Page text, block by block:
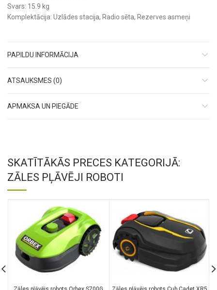
Svars: 15.9 kg
Komplektācija: Uzlādes stacija, Radio sēta, Rezerves asmeņi
PAPILDU INFORMĀCIJA
ATSAUKSMES (0)
APMAKSA UN PIEGĀDE
SKATĪTĀKĀS PRECES KATEGORIJĀ:
ZĀLES PĻĀVĒJI ROBOTI